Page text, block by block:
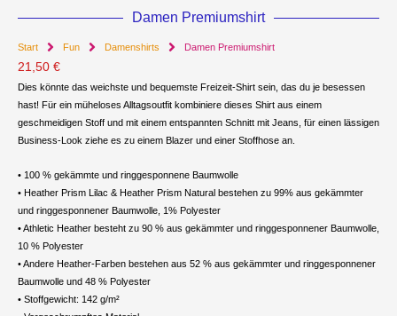
Damen Premiumshirt
Start Fun Damenshirts Damen Premiumshirt
21,50 €
Dies könnte das weichste und bequemste Freizeit-Shirt sein, das du je besessen
hast! Für ein müheloses Alltagsoutfit kombiniere dieses Shirt aus einem
geschmeidigen Stoff und mit einem entspannten Schnitt mit Jeans, für einen lässigen
Business-Look ziehe es zu einem Blazer und einer Stoffhose an.
• 100 % gekämmte und ringgesponnene Baumwolle
• Heather Prism Lilac & Heather Prism Natural bestehen zu 99% aus gekämmter
und ringgesponnener Baumwolle, 1% Polyester
• Athletic Heather besteht zu 90 % aus gekämmter und ringgesponnener Baumwolle,
10 % Polyester
• Andere Heather-Farben bestehen aus 52 % aus gekämmter und ringgesponnener
Baumwolle und 48 % Polyester
• Stoffgewicht: 142 g/m²